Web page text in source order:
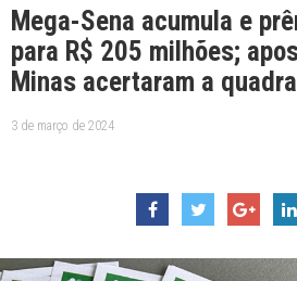
Mega-Sena acumula e
para R$ 205 milhões;
Minas acertaram a quadra
3 de março de 2024